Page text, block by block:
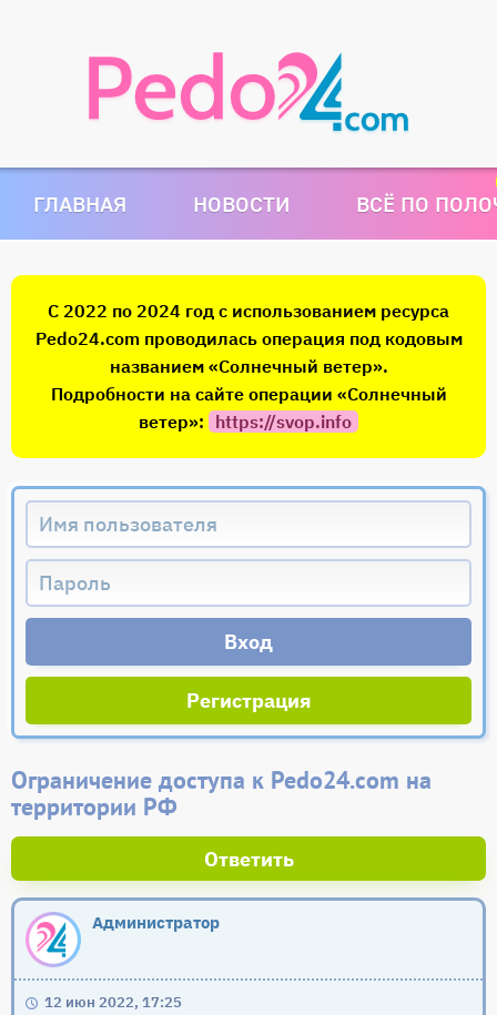
ГЛАВНАЯ НОВОСТИ ВСЁ ПО
С 2022 по 2024 год с использованием ресурса
Pedo24.com проводилась операция под кодовым
названием «Солнечный ветер».
Подробности на сайте операции «Солнечный
ветер»: https://svop.info
Регистрация
Ограничение доступа к Pedo24.com на
территории РФ
Ответить
Администратор
12 июн 2022, 17:25